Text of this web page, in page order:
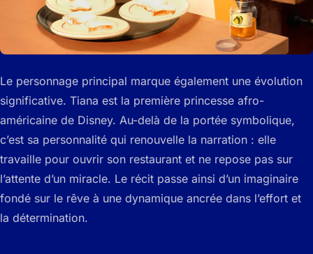
Le personnage principal marque également une évolution
significative. Tiana est la première princesse afro-
américaine de Disney. Au-delà de la portée symbolique,
c’est sa personnalité qui renouvelle la narration : elle
travaille pour ouvrir son restaurant et ne repose pas sur
l’attente d’un miracle. Le récit passe ainsi d’un imaginaire
fondé sur le rêve à une dynamique ancrée dans l’effort et
la détermination.